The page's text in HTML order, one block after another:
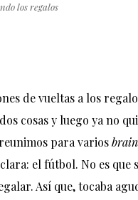
los regalos
de vueltas a los
cosas y luego ya no
para varios
el fútbol. No es que
Así que, tocaba